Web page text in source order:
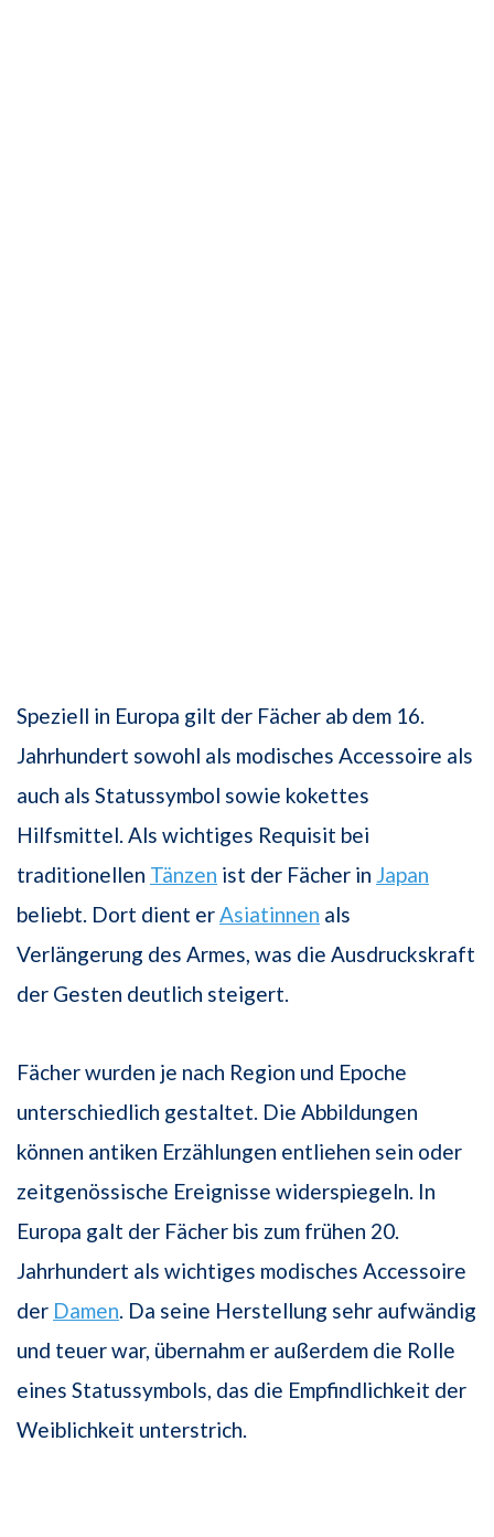
Speziell in Europa gilt der Fächer ab dem 16.
Jahrhundert sowohl als modisches Accessoire als
auch als Statussymbol sowie kokettes
Hilfsmittel. Als wichtiges Requisit bei
traditionellen Tänzen ist der Fächer in Japan
beliebt. Dort dient erAsiatinnen als
Verlängerung des Armes, was die Ausdruckskraft
der Gesten deutlich steigert.
Fächer wurden je nach Region und Epoche
unterschiedlich gestaltet. Die Abbildungen
können antiken Erzählungen entliehen sein oder
zeitgenössische Ereignisse widerspiegeln. In
Europa galt der Fächer bis zum frühen 20.
Jahrhundert als wichtiges modisches Accessoire
der Damen. Da seine Herstellung sehr aufwändig
und teuer war, übernahm er außerdem die Rolle
eines Statussymbols, das die Empfindlichkeit der
Weiblichkeit unterstrich.